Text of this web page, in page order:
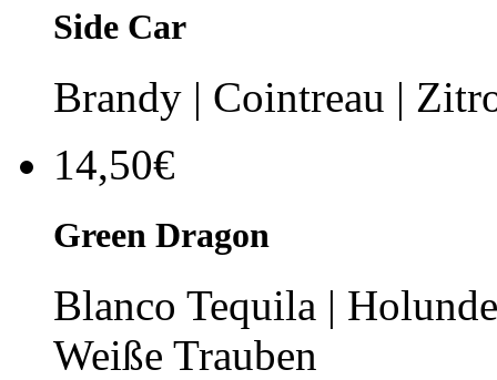
Side Car
Brandy | Cointreau |
14,50€
Green Dragon
Blanco Tequila |
Weiße Trauben